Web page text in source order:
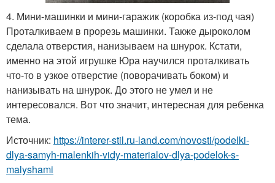
4. Мини-машинки и мини-гаражик (коробка из-под чая)
Проталкиваем в прорезь машинки. Также дыроколом
сделала отверстия, нанизываем на шнурок. Кстати,
именно на этой игрушке Юра научился проталкивать
что-то в узкое отверстие (поворачивать боком) и
нанизывать на шнурок. До этого не умел и не
интересовался. Вот что значит, интересная для ребенка
тема.
Источник: https://interer-stil.ru-land.com/novosti/podelki-
dlya-samyh-malenkih-vidy-materialov-dlya-podelok-s-
malyshami